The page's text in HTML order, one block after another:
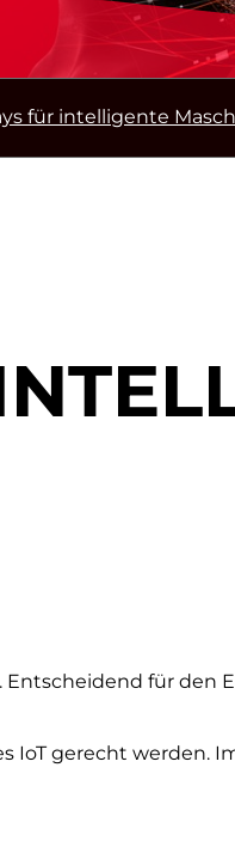
für intelligente
für den
IoT gerecht werden.